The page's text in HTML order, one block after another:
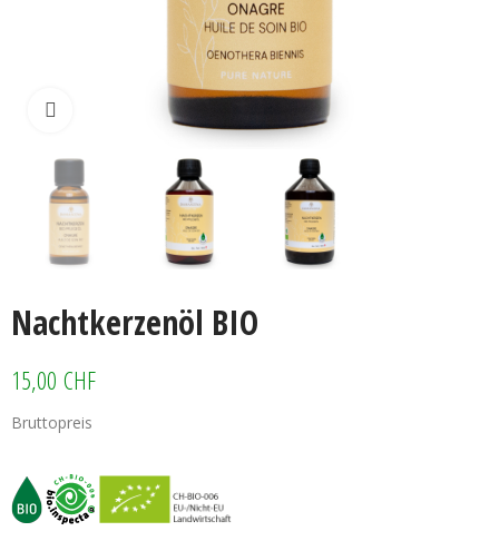
Klicken zum vergrössern
Nachtkerzenöl BIO
15,00 CHF
Bruttopreis